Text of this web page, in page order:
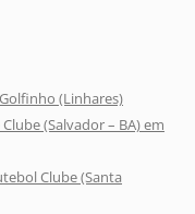
(Linhares)
(Salvador – BA) em
Clube (Santa